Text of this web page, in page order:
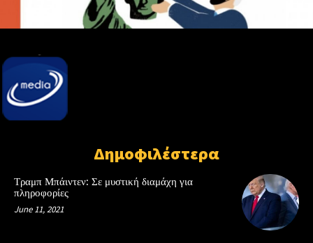
Δημοφιλέστερα
Τραμπ Μπάιντεν: Σε μυστική διαμάχη για
πληροφορίες
June 11, 2021